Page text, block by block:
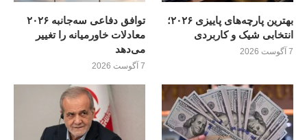
بهترین پارچه‌های پاییزی ۲۰۲۶؛
انتخابی شیک و کاربردی
7 آگوست 2026
توافق دفاعی سه‌جانبه ۲۰۲۶
معادلات خاورمیانه را تغییر
می‌دهد
7 آگوست 2026